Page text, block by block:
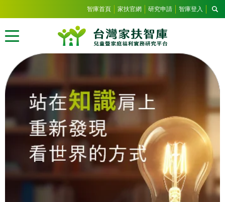
智庫首頁 家扶官網 研究申請 智庫登入